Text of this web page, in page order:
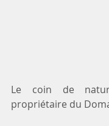
Le coin de
propriétaire du